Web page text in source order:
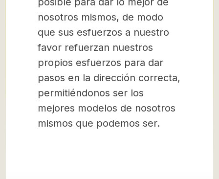
nosotros mismos, de modo
que sus esfuerzos a nuestro
favor refuerzan nuestros
propios esfuerzos para dar
pasos en la dirección correcta,
permitiéndonos ser los
mejores modelos de nosotros
mismos que podemos ser.